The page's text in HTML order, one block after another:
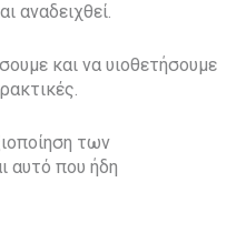
αναδειχθεί.
και να υιοθετήσουμε
των
αυτό που ήδη